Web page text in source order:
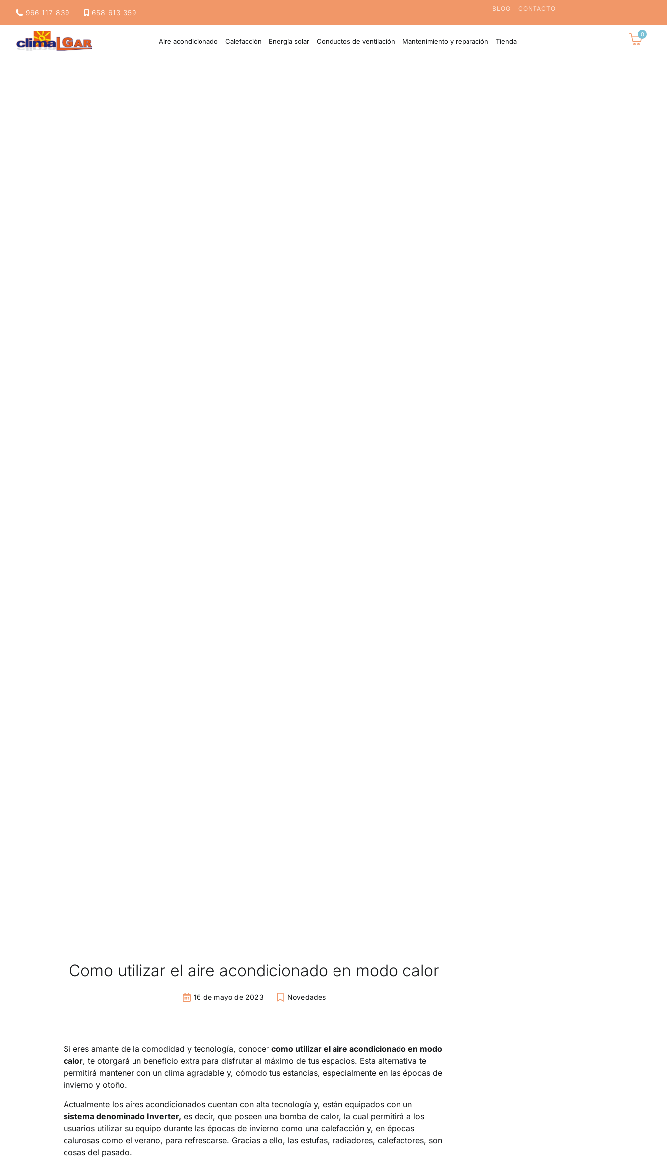
966 117 839 658 613 359 BLOG CONTACTO
Aire acondicionado Calefacción Energía solar Conductos de ventilación Mantenimiento y reparación Tienda
0
Como utilizar el aire acondicionado en modo calor
16 de mayo de 2023 Novedades
Si eres amante de la comodidad y tecnología, conocer como utilizar el aire acondicionado en modo
calor, te otorgará un beneficio extra para disfrutar al máximo de tus espacios. Esta alternativa te
permitirá mantener con un clima agradable y, cómodo tus estancias, especialmente en las épocas de
invierno y otoño.
Actualmente los aires acondicionados cuentan con alta tecnología y, están equipados con un
sistema denominado Inverter, es decir, que poseen una bomba de calor, la cual permitirá a los
usuarios utilizar su equipo durante las épocas de invierno como una calefacción y, en épocas
calurosas como el verano, para refrescarse. Gracias a ello, las estufas, radiadores, calefactores, son
cosas del pasado.